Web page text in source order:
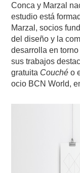
Conca y Marzal
estudio está
Marzal, socios
del diseño y la
desarrolla en
sus trabajos
gratuita Couché o
ocio BCN World,